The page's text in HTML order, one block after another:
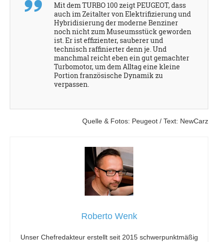
Mit dem TURBO 100 zeigt PEUGEOT, dass
auch im Zeitalter von Elektrifizierung und
Hybridisierung der moderne Benziner
noch nicht zum Museumsstück geworden
ist. Er ist effizienter, sauberer und
technisch raffinierter denn je. Und
manchmal reicht eben ein gut gemachter
Turbomotor, um dem Alltag eine kleine
Portion französische Dynamik zu
verpassen.
Quelle & Fotos: Peugeot / Text: NewCarz
Roberto Wenk
Unser Chefredakteur erstellt seit 2015 schwerpunktmäßig